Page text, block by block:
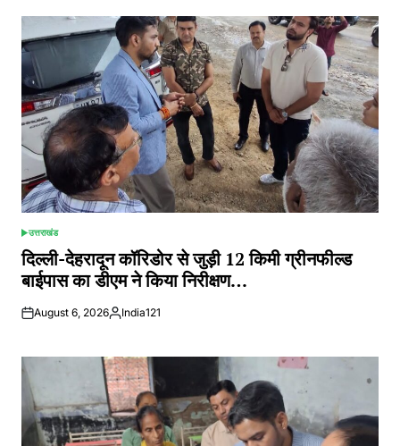
POSTED
IN
उत्तराखंड
दिल्ली-देहरादून कॉरिडोर से जुड़ी 12 किमी ग्रीनफील्ड
बाईपास का डीएम ने किया निरीक्षण…
August 6, 2026Posted
India121